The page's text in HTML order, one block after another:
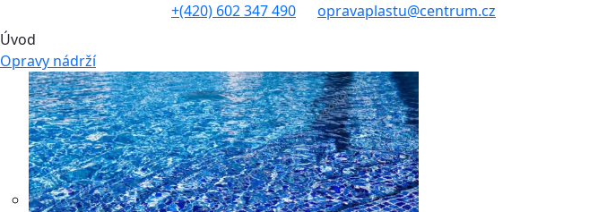
+(420) 602 347 490
opravaplastu@centrum.cz
Úvod
Opravy nádrží